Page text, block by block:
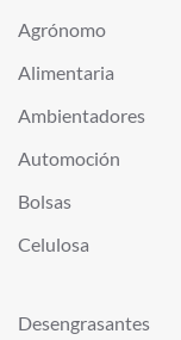
Agrónomo
Alimentaria
Ambientadores
Automoción
Bolsas
Celulosa
Desengrasantes